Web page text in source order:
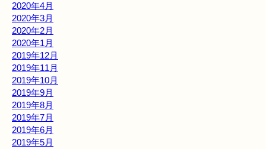
2020年4月
2020年3月
2020年2月
2020年1月
2019年12月
2019年11月
2019年10月
2019年9月
2019年8月
2019年7月
2019年6月
2019年5月